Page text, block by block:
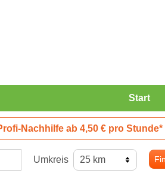
Start
Nachhilfe ab 4,50 € pro Stunde*
Umkreis